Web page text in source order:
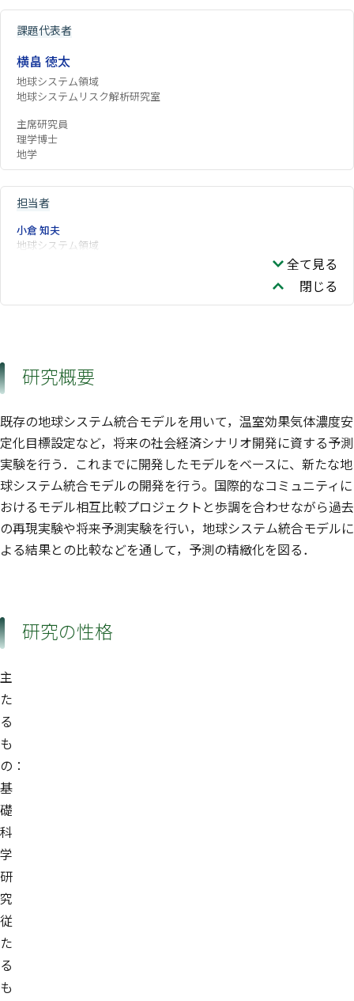
課題代表者
横畠 徳太
地球システム領域
地球システムリスク解析研究室
主席研究員
理学博士
地学
担当者
小倉 知夫
地球システム領域
全て見る
閉じる
研究概要
既存の地球システム統合モデルを用いて，温室効果気体濃度安
定化目標設定など，将来の社会経済シナリオ開発に資する予測
実験を行う．これまでに開発したモデルをベースに、新たな地
球システム統合モデルの開発を行う。国際的なコミュニティに
おけるモデル相互比較プロジェクトと歩調を合わせながら過去
の再現実験や将来予測実験を行い，地球システム統合モデルに
よる結果との比較などを通して，予測の精緻化を図る．
研究の性格
主
た
る
も
の：
基
礎
科
学
研
究
従
た
る
も